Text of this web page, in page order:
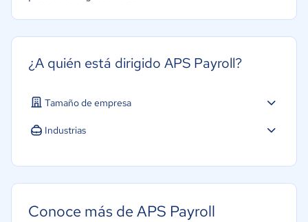
¿A quién está dirigido APS Payroll?
Tamaño de empresa
Industrias
Conoce más de APS Payroll